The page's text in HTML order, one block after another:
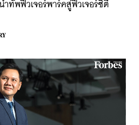
ทัพฟิวเจอร์พาร์คสู่ฟิวเจอร์ซิตี้